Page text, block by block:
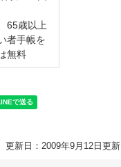
65歳以上
者手帳を
無料
更新日：2009年9月12日更新